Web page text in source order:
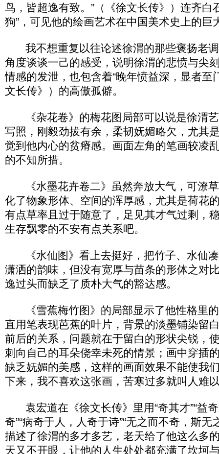
鸟，皆超逸有致。”（《徐文长传》）连齐白
狗”，可见他的绘画艺术在中国美术史上的巨
我不想重复以往论述徐渭的那些褒扬老调
角度谈谈一己的感受，说明徐渭的悲愤与尖
情感的发泄，也包含着“晚年愤益深，显者至
文长传》）的高傲孤僻。
《杂花卷》的梅花图局部可以说是徐渭艺
写照，刚毅劲拔有余，柔韧妩媚略欠，尤其
觉到他内心的贫瘠感。画面左角的笔画较凌
的不知所措。
《水墨花卉卷二》虽然奔放大气，可潦草
化了物象形体、空间的浑厚感，尤其是荷花
有点草率且过于随意了，足见其才气过剩，
生存飘零的不安有点关系吧。
《水仙图》看上去挺好，把竹子、水仙凑
潇洒的韵味，但没有宽厚与苗条的形体之对
逸过头而缺乏了质朴大气的豁达感。
《雪蕉梅竹图》的局部显示了他性格里的
直用笔表现芭蕉的叶片，背景的淡墨铺染留
前后的关系，问题就在于留白的形状尖锐，
刺向自己的耳朵侥幸未死的情景；画中穿插
缺乏妩媚的美感，这样的画面效果不能使我
下来，我不喜欢这张画，苦寒过多就叫人难
袁宏道在《徐文长传》里用“奇其才”“益奇
奇”“病奇于人，人奇于诗”“无之而不奇，斯无
描述了徐渭的多才多艺，老天给了他这么多
天又不开眼，让他的人生处处都充满了坎坷